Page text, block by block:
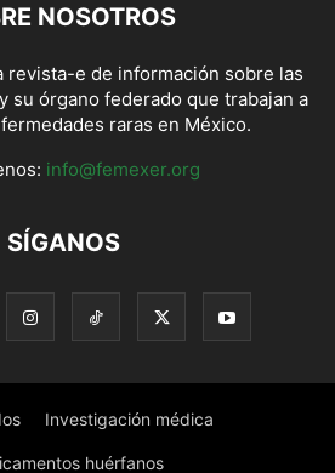
NOSOTROS
revista-e de información sobre las
su órgano federado que trabajan a
raras en México.
info@femexer.org
SÍGANOS
Investigación médica
huérfanos